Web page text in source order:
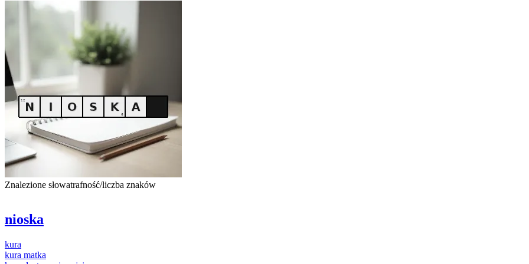
Znalezione słowatrafność/liczba znaków
nioska
kura
kura matka